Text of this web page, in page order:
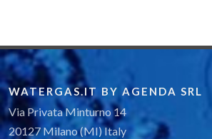
WATERGAS.IT BY AGENDA SRL
Via Privata Minturno 14
20127 Milano (MI) Italy